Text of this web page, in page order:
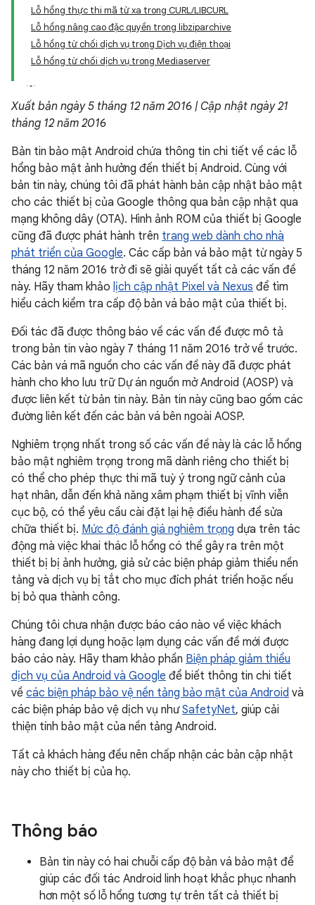
Lỗ hổng thực thi mã từ xa trong CURL/LIBCURL
Lỗ hổng nâng cao đặc quyền trong libziparchive
Lỗ hổng từ chối dịch vụ trong Dịch vụ điện thoại
Lỗ hổng từ chối dịch vụ trong Mediaserver
Xuất bản ngày 5 tháng 12 năm 2016 | Cập nhật ngày 21
tháng 12 năm 2016
Bản tin bảo mật Android chứa thông tin chi tiết về các lỗ
hổng bảo mật ảnh hưởng đến thiết bị Android. Cùng với
bản tin này, chúng tôi đã phát hành bản cập nhật bảo mật
cho các thiết bị của Google thông qua bản cập nhật qua
mạng không dây (OTA). Hình ảnh ROM của thiết bị Google
cũng đã được phát hành trên trang web dành cho nhà
phát triển của Google. Các cấp bản vá bảo mật từ ngày 5
tháng 12 năm 2016 trở đi sẽ giải quyết tất cả các vấn đề
này. Hãy tham khảo lịch cập nhật Pixel và Nexus để tìm
hiểu cách kiểm tra cấp độ bản vá bảo mật của thiết bị.
Đối tác đã được thông báo về các vấn đề được mô tả
trong bản tin vào ngày 7 tháng 11 năm 2016 trở về trước.
Các bản vá mã nguồn cho các vấn đề này đã được phát
hành cho kho lưu trữ Dự án nguồn mở Android (AOSP) và
được liên kết từ bản tin này. Bản tin này cũng bao gồm các
đường liên kết đến các bản vá bên ngoài AOSP.
Nghiêm trọng nhất trong số các vấn đề này là các lỗ hổng
bảo mật nghiêm trọng trong mã dành riêng cho thiết bị
có thể cho phép thực thi mã tuỳ ý trong ngữ cảnh của
hạt nhân, dẫn đến khả năng xâm phạm thiết bị vĩnh viễn
cục bộ, có thể yêu cầu cài đặt lại hệ điều hành để sửa
chữa thiết bị. Mức độ đánh giá nghiêm trọng dựa trên tác
động mà việc khai thác lỗ hổng có thể gây ra trên một
thiết bị bị ảnh hưởng, giả sử các biện pháp giảm thiểu nền
tảng và dịch vụ bị tắt cho mục đích phát triển hoặc nếu
bị bỏ qua thành công.
Chúng tôi chưa nhận được báo cáo nào về việc khách
hàng đang lợi dụng hoặc lạm dụng các vấn đề mới được
báo cáo này. Hãy tham khảo phần Biện pháp giảm thiểu
dịch vụ của Android và Google để biết thông tin chi tiết
về các biện pháp bảo vệ nền tảng bảo mật của Android và
các biện pháp bảo vệ dịch vụ nhưSafetyNet, giúp cải
thiện tính bảo mật của nền tảng Android.
Tất cả khách hàng đều nên chấp nhận các bản cập nhật
này cho thiết bị của họ.
Thông báo
Bản tin này có hai chuỗi cấp độ bản vá bảo mật để
giúp các đối tác Android linh hoạt khắc phục nhanh
hơn một số lỗ hổng tương tự trên tất cả thiết bị